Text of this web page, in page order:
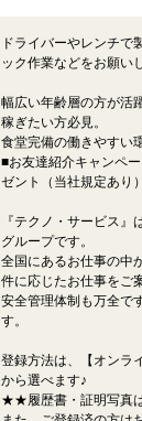
ドライバーやレンチで
ック作業などをお願い
幅広い年齢層の方が活
稼ぎたい方必見。
食堂完備の働きやすい
■お友達紹介キャンペ
ゼント（当社規定あり）
『テクノ・サービス
グループです。
全国にあるお仕事の中
件に応じたお仕事をご
安全管理体制も万全で
す。
登録方法は、【オンラ
から選べます♪
★★履歴書・証明写真